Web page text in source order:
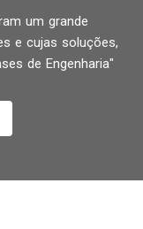
um grande
e cujas soluções,
de Engenharia"